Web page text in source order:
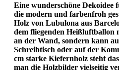
Eine wunderschöne Dekoidee
die modern und farbenfroh
Holz von Lubulona aus
dem fliegenden Heißluftballon
an der Wand, sondern kann
Schreibtisch oder auf der
cm starke Kiefernholz steht
man die Holzbilder vielseitig